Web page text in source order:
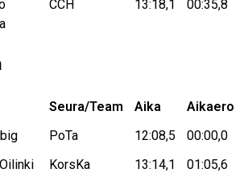
CCH 13:18,1 00:35,8
Seura/Team Aika Aikaero
PoTa 12:08,5 00:00,0
KorsKa 13:14,1 01:05,6